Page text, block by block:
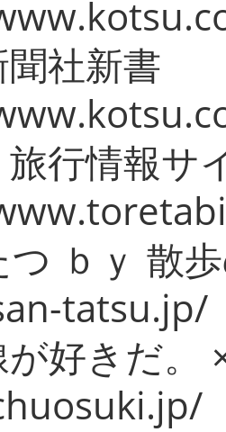
社新書
行情報サ
ｂｙ 散
tatsu.jp/
好きだ。